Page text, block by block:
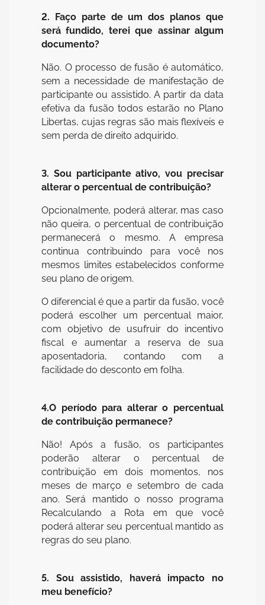
2. Faço parte de um dos planos que
será fundido, terei que assinar algum
documento?
Não. O processo de fusão é automático,
sem a necessidade de manifestação de
participante ou assistido. A partir da data
efetiva da fusão todos estarão no Plano
Libertas, cujas regras são mais flexíveis e
sem perda de direito adquirido.
3. Sou participante ativo, vou precisar
alterar o percentual de contribuição?
Opcionalmente, poderá alterar, mas caso
não queira, o percentual de contribuição
permanecerá o mesmo. A empresa
continua contribuindo para você nos
mesmos limites estabelecidos conforme
seu plano de origem.
O diferencial é que a partir da fusão, você
poderá escolher um percentual maior,
com objetivo de usufruir do incentivo
fiscal e aumentar a reserva de sua
aposentadoria, contando com a
facilidade do desconto em folha.
4.O período para alterar o percentual
de contribuição permanece?
Não! Após a fusão, os participantes
poderão alterar o percentual de
contribuição em dois momentos, nos
meses de março e setembro de cada
ano. Será mantido o nosso programa
Recalculando a Rota em que você
poderá alterar seu percentual mantido as
regras do seu plano.
5. Sou assistido, haverá impacto no
meu benefício?